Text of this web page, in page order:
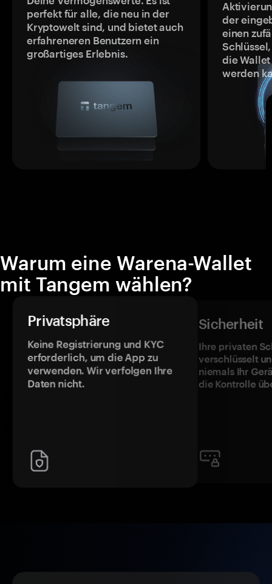
perfekt für alle, die neu in der
Kryptowelt sind, und bietet auch
erfahreneren Benutzern ein
großartiges Erlebnis.
der
einen
die
werden
Warum eine Warena-Wallet
mit Tangem wählen?
Privatsphäre
Keine Registrierung und KYC
erforderlich, um die App zu
verwenden. Wir verfolgen Ihre
Daten nicht.
Sicherheit
Ihre privaten
verschlüsselt
niemals Ihr
die Kontrolle